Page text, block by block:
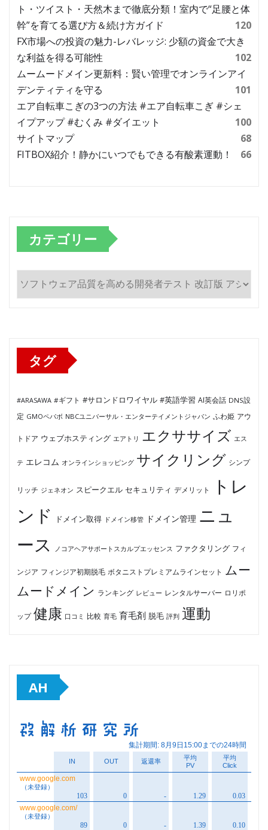
ト・ツイスト・天然木まで徹底分類！室内で“足腰と体
幹”を育てる選び方＆続け方ガイド
120
FX市場への投資の魅力-レバレッジ: 少額の資金で大き
な利益を得る可能性
102
ムームードメイン更新料：賢い管理でオンラインアイ
デンティティを守る
101
エア自転車こぎの3つの方法 #エア自転車こぎ #シェ
イプアップ #むくみ #ダイエット
100
サイトマップ
68
FITBOX紹介！静かにいつでもできる有酸素運動！
66
カテゴリー
タグ
#ARASAWA #ギフト #サロンドロワイヤル #英語学習 AI英会話 DNS設
定 GMOペパボ NBCユニバーサル・エンターテイメントジャパン ふわ姫 アウ
トドア ウェブホスティング エアトリ エクササイズ エス
テ エレコム オンラインショッピング サイクリング シンプ
リッチ ジェネオン スピークエル セキュリティ デメリット
トレ
ンド
ドメイン取得 ドメイン移管 ドメイン管理 ニュ
ース
ノコアヘアサポートスカルプエッセンス ファクタリング フィ
ンジア フィンジア初期脱毛 ボタニストプレミアムラインセット ムー
ムードメイン ランキング レビュー レンタルサーバー ロリポ
ップ 健康 口コミ 比較 育毛 育毛剤 脱毛 評判 運動
AH